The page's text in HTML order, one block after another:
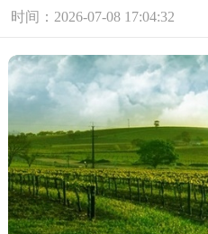
时间：2026-07-08 17:04:32